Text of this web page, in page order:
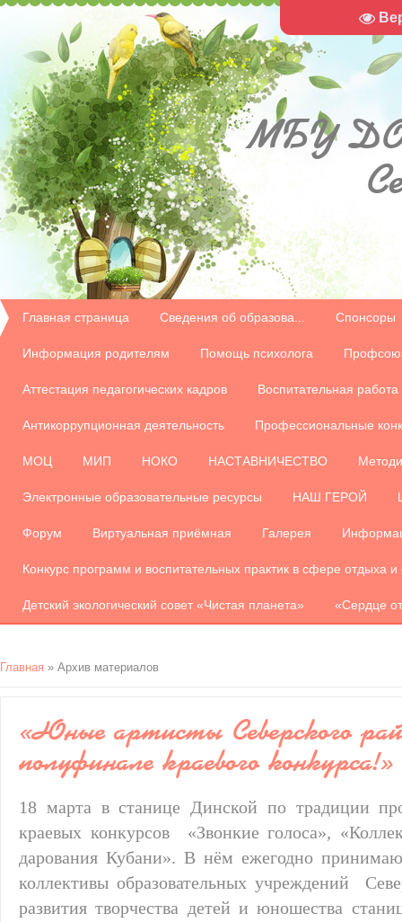
МБУ
Главная страница Сведения об образова... Спонсоры
Информация родителям Помощь психолога
Аттестация педагогических кадров Воспитательная работа
Антикоррупционная деятельность Профессиональные
МОЦ МИП НОКО НАСТАВНИЧЕСТВО
Электронные образовательные ресурсы НАШ ГЕРОЙ
Форум Виртуальная приёмная Галерея
Конкурс программ и воспитательных практик в сфере отдыха
Детский экологический совет «Чистая планета» «Сердце
Главная » Архив материалов
«Юные артисты Северского
полуфинале краевого конкурса!»
18 марта в станице Динской по традиции
краевых конкурсов «Звонкие голоса»,
дарования Кубани». В нём ежегодно
коллективы образовательных учреждений
развития творчества детей и юношества